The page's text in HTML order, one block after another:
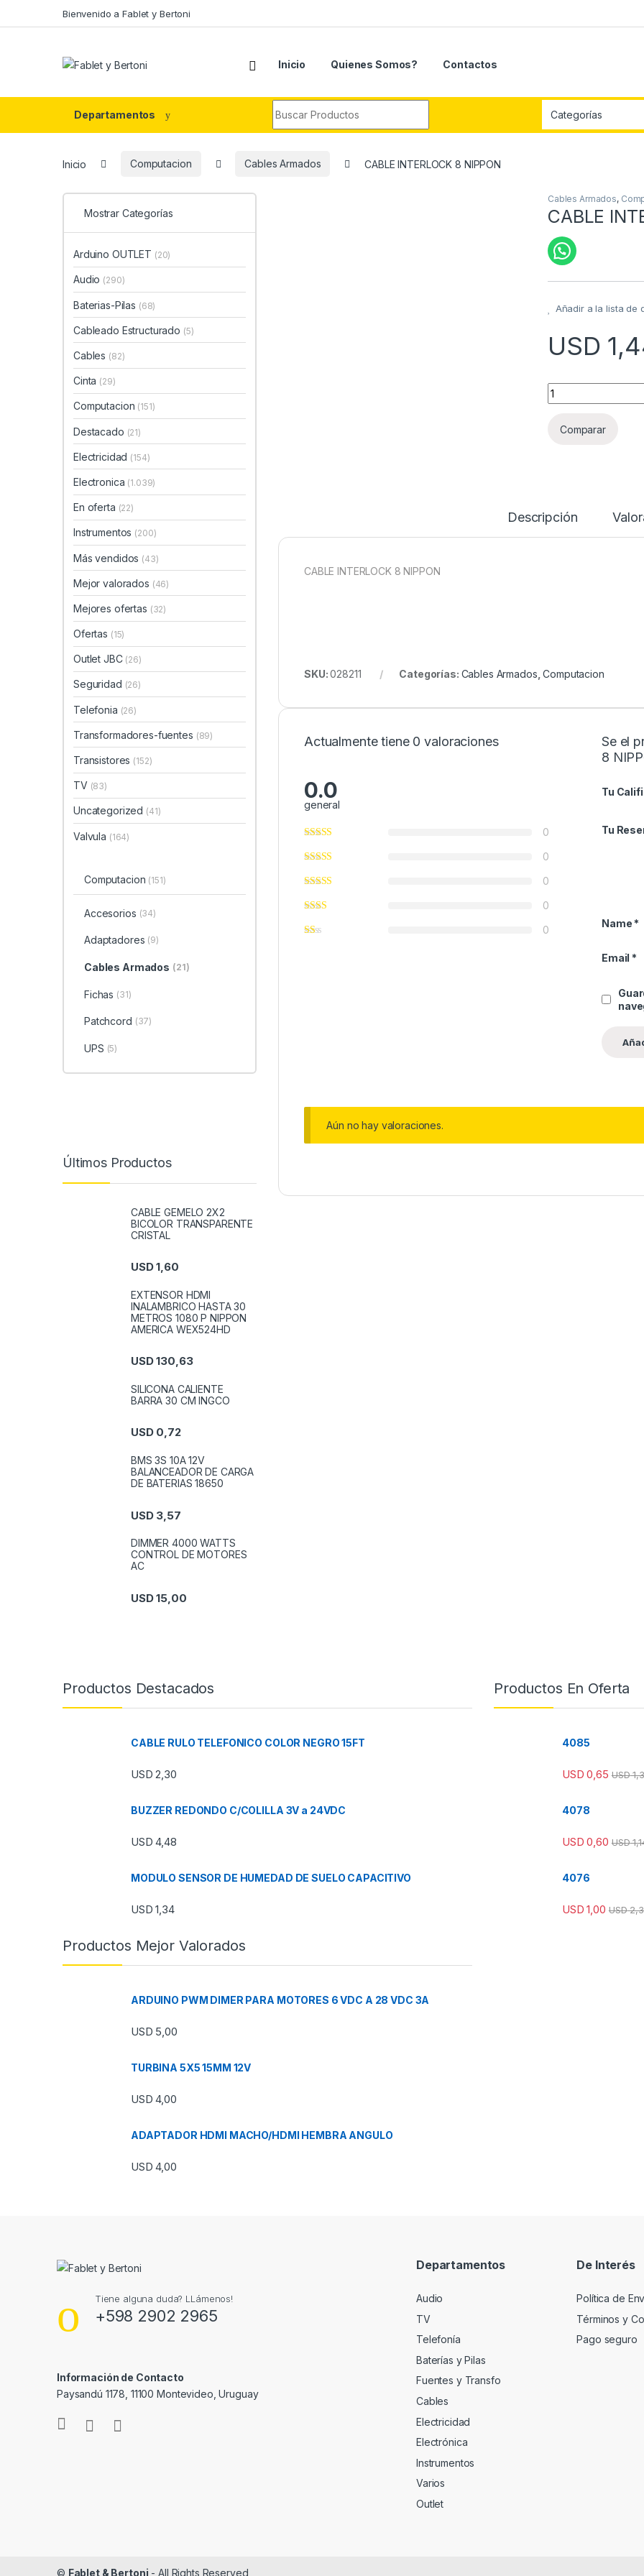
Bienvenido a Fablet y Bertoni
Inicio Quienes Somos? Contactos
Departamentos
Inicio Computacion Cables Armados CABLE INTERLOCK 8 NIPPON
Cables Armados,
CABLE
Añadir a la lista de
USD
CABLE
Comparar
Descripción
CABLE INTERLOCK 8 NIPPON
SKU:028211 Categorías: Cables Armados,Computacion
Actualmente tiene 0 valoraciones
0.0
general
0
0
0
0
0
Se el
8
Tu
Tu
Name *
Email *
Aún no hay valoraciones.
Mostrar Categorías
Arduino OUTLET (20)
Audio (290)
Baterias-Pilas (68)
Cableado Estructurado (5)
Cables (82)
Cinta (29)
Computacion (151)
Destacado (21)
Electricidad (154)
Electronica (1.039)
En oferta (22)
Instrumentos (200)
Más vendidos (43)
Mejor valorados (46)
Mejores ofertas (32)
Ofertas (15)
Outlet JBC (26)
Seguridad (26)
Telefonia (26)
Transformadores-fuentes (89)
Transistores (152)
TV (83)
Uncategorized (41)
Valvula (164)
Computacion (151)
Accesorios (34)
Adaptadores (9)
Cables Armados (21)
Fichas (31)
Patchcord (37)
UPS (5)
Últimos Productos
CABLE GEMELO 2X2
BICOLOR TRANSPARENTE
CRISTAL
USD1,60
EXTENSOR HDMI
INALAMBRICO HASTA 30
METROS 1080 P NIPPON
AMERICA WEX524HD
USD130,63
SILICONA CALIENTE
BARRA 30 CM INGCO
USD0,72
BMS 3S 10A 12V
BALANCEADOR DE CARGA
DE BATERIAS 18650
USD3,57
DIMMER 4000 WATTS
CONTROL DE MOTORES
AC
USD15,00
Productos Destacados
CABLE RULO TELEFONICO COLOR NEGRO 15FT
USD 2,30
BUZZER REDONDO C/COLILLA 3V a 24VDC
USD 4,48
MODULO SENSOR DE HUMEDAD DE SUELO CAPACITIVO
USD 1,34
Productos En Oferta
4085
USD 0,65 USD
4078
USD 0,60 USD
4076
USD 1,00 USD
Productos Mejor Valorados
ARDUINO PWM DIMER PARA MOTORES 6 VDC A 28 VDC 3A
USD 5,00
TURBINA 5X5 15MM 12V
USD 4,00
ADAPTADOR HDMI MACHO/HDMI HEMBRA ANGULO
USD 4,00
Tiene alguna duda? LLámenos!
+598 2902 2965
Información de Contacto
Paysandú 1178, 11100 Montevideo, Uruguay
Departamentos
Audio
TV
Telefonía
Baterías y Pilas
Fuentes y Transfo
Cables
Electricidad
Electrónica
Instrumentos
Varios
Outlet
De Interés
Política de
Términos y
Pago seguro
© Fablet & Bertoni - All Rights Reserved